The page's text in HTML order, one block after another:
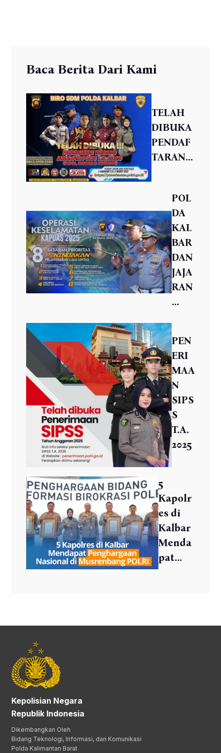
Baca Berita Dari Kami
TELAH
DIBUKA
PENDAF
TARAN...
POL
DA
KAL
BAR
DAN
JAJA
RAN
...
PEN
ERI
MAA
N
SIPS
S
T.A.
2025
5
Kapolr
es di
Kalbar
Menda
pat...
Kepolisian Negara
Republik Indonesia
Dikembangkan Oleh
Bidang Teknologi, Informasi, dan Komunikasi
Polda Kalimantan Barat